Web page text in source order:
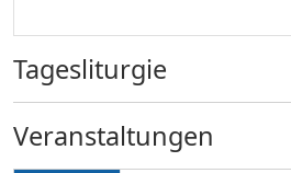
Tagesliturgie
Veranstaltungen